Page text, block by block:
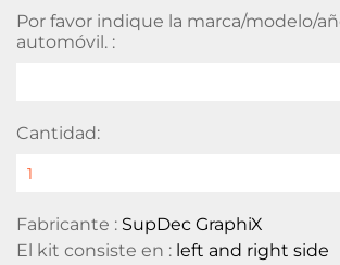
Por favor indique la marca/modelo/
automóvil. :
Cantidad:
Fabricante : SupDec GraphiX
El kit consiste en : left and right side